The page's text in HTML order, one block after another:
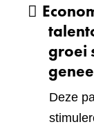
groei
Deze